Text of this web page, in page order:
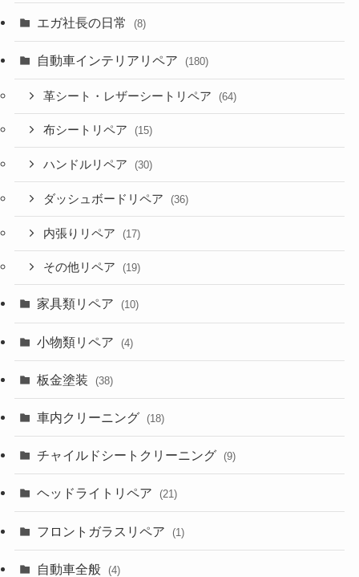
エガ社長の日常 (8)
自動車インテリアリペア (180)
革シート・レザーシートリペア (64)
布シートリペア (15)
ハンドルリペア (30)
ダッシュボードリペア (36)
内張りリペア (17)
その他リペア (19)
家具類リペア (10)
小物類リペア (4)
板金塗装 (38)
車内クリーニング (18)
チャイルドシートクリーニング (9)
ヘッドライトリペア (21)
フロントガラスリペア (1)
自動車全般 (4)